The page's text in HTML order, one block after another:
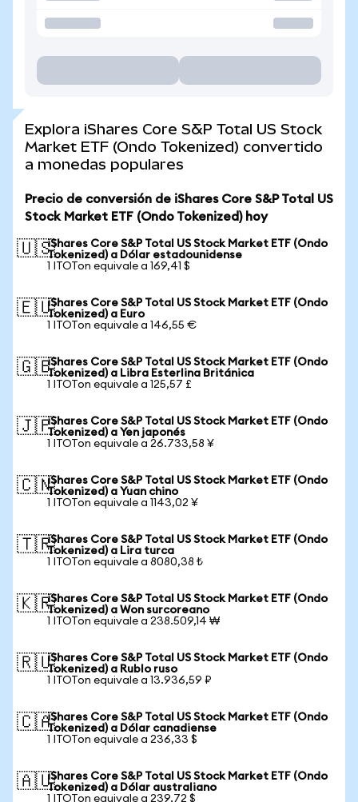
Explora iShares Core S&P Total US Stock
Market ETF (Ondo Tokenized) convertido
a monedas populares
Precio de conversión de iShares Core S&P Total US
Stock Market ETF (Ondo Tokenized) hoy
🇺🇸iShares Core S&P Total US Stock Market ETF (Ondo
Tokenized) a Dólar estadounidense
1 ITOTon equivale a 169,41 $
🇪🇺iShares Core S&P Total US Stock Market ETF (Ondo
Tokenized) a Euro
1 ITOTon equivale a 146,55 €
🇬🇧iShares Core S&P Total US Stock Market ETF (Ondo
Tokenized) a Libra Esterlina Británica
1 ITOTon equivale a 125,57 £
🇯🇵iShares Core S&P Total US Stock Market ETF (Ondo
Tokenized) a Yen japonés
1 ITOTon equivale a 26.733,58 ¥
🇨🇳iShares Core S&P Total US Stock Market ETF (Ondo
Tokenized) a Yuan chino
1 ITOTon equivale a 1143,02 ¥
🇹🇷iShares Core S&P Total US Stock Market ETF (Ondo
Tokenized) a Lira turca
1 ITOTon equivale a 8080,38 ₺
🇰🇷iShares Core S&P Total US Stock Market ETF (Ondo
Tokenized) a Won surcoreano
1 ITOTon equivale a 238.509,14 ₩
🇷🇺iShares Core S&P Total US Stock Market ETF (Ondo
Tokenized) a Rublo ruso
1 ITOTon equivale a 13.936,59 ₽
🇨🇦iShares Core S&P Total US Stock Market ETF (Ondo
Tokenized) a Dólar canadiense
1 ITOTon equivale a 236,33 $
🇦🇺iShares Core S&P Total US Stock Market ETF (Ondo
Tokenized) a Dólar australiano
1 ITOTon equivale a 239,72 $